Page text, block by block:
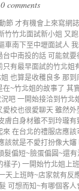
0 comments
節 才有機會上來寫網
竹竹北面試新小姐 又
車南下至中壢面試人
中南投的話 可能就要
有最早面試的竹北姐
也算是收穫良多 那到
~竹北姐的故事了 其
吧 一開始接洽到竹北
校也很愛聊天 雖然外
膚白身材雖不到玲瓏有
在台北的禮服店應該
該就是不愛打扮像大嬸
髮偏短~臉蛋偏圓~還
子) 一開始竹北姐上
上班時~店家就有反
可想而知~有哪個客人